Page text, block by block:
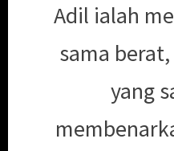
Adil ialah
sama
yang